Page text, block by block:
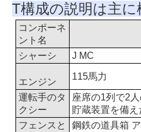
T構成の説明は主に
コンポーネ
ント名
シャーシ J MC
エンジン
115馬力
運転手のタ
クシー
座席の1列で2
貯蔵装置を備
フェンスと
鋼鉄の道具箱